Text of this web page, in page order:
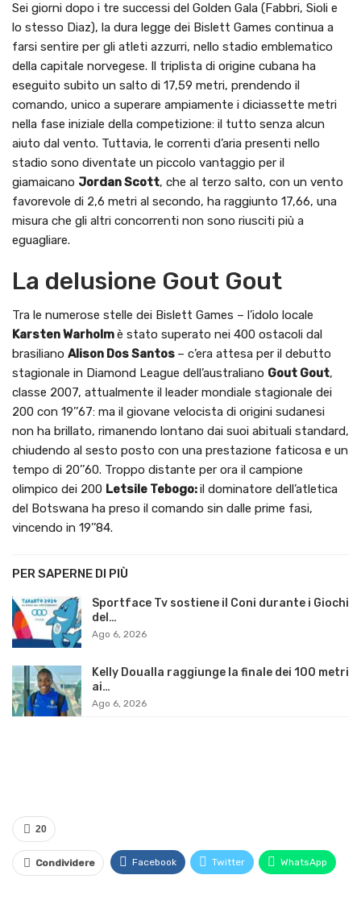
Sei giorni dopo i tre successi del Golden Gala (Fabbri, Sioli e
lo stesso Diaz), la dura legge dei Bislett Games continua a
farsi sentire per gli atleti azzurri, nello stadio emblematico
della capitale norvegese. Il triplista di origine cubana ha
eseguito subito un salto di 17,59 metri, prendendo il
comando, unico a superare ampiamente i diciassette metri
nella fase iniziale della competizione: il tutto senza alcun
aiuto dal vento. Tuttavia, le correnti d’aria presenti nello
stadio sono diventate un piccolo vantaggio per il
giamaicano Jordan Scott, che al terzo salto, con un vento
favorevole di 2,6 metri al secondo, ha raggiunto 17,66, una
misura che gli altri concorrenti non sono riusciti più a
eguagliare.
La delusione Gout Gout
Tra le numerose stelle dei Bislett Games – l’idolo locale
Karsten Warholmè stato superato nei 400 ostacoli dal
brasiliano Alison Dos Santos – c’era attesa per il debutto
stagionale in Diamond League dell’australiano Gout Gout,
classe 2007, attualmente il leader mondiale stagionale dei
200 con 19’’67: ma il giovane velocista di origini sudanesi
non ha brillato, rimanendo lontano dai suoi abituali standard,
chiudendo al sesto posto con una prestazione faticosa e un
tempo di 20’’60. Troppo distante per ora il campione
olimpico dei 200 Letsile Tebogo:il dominatore dell’atletica
del Botswana ha preso il comando sin dalle prime fasi,
vincendo in 19’’84.
PER SAPERNE DI PIÙ
Sportface Tv sostiene il Coni durante i Giochi
del…
Ago 6, 2026
Kelly Doualla raggiunge la finale dei 100 metri
ai…
Ago 6, 2026
20
Condividere Facebook Twitter WhatsApp